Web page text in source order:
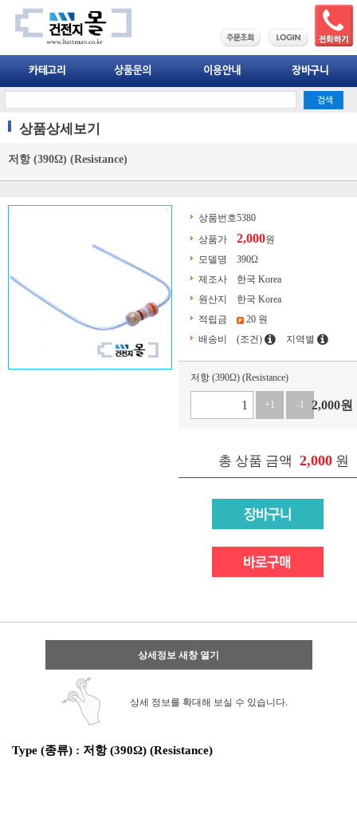
상품상세보기
저항 (390Ω) (Resistance)
상품번호5380
상품가
2,000원
모델명
390Ω
제조사
한국 Korea
원산지
한국 Korea
적립금
20 원
배송비
(조건) 지역별
저항 (390Ω) (Resistance)
+1 -1 2,000원
총 상품 금액 2,000 원
상세정보 새창 열기
상세 정보를 확대해 보실 수 있습니다.
Type (종류) : 저항 (390Ω) (Resistance)